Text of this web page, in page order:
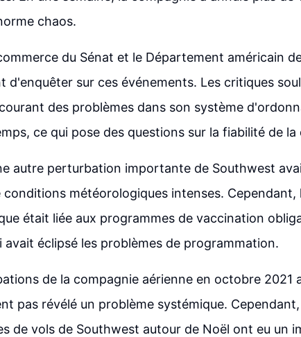
chaos.
du Sénat et le Département américain
d'enquêter sur ces événements. Les critiques
des problèmes dans son système
ce qui pose des questions sur la fiabilité de la
autre perturbation importante de Southwest
conditions météorologiques intenses. Cependant,
était liée aux programmes de vaccination
avait éclipsé les problèmes de programmation.
de la compagnie aérienne en octobre 2021
pas révélé un problème systémique.
de vols de Southwest autour de Noël ont eu un